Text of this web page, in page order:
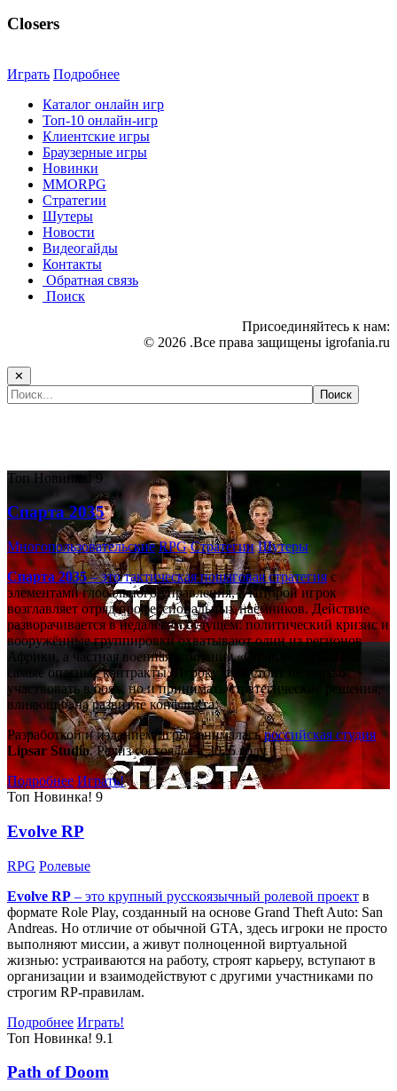
Closers
Играть Подробнее
Каталог онлайн игр
Топ-10 онлайн-игр
Клиентские игры
Браузерные игры
Новинки
MMORPG
Стратегии
Шутеры
Новости
Видеогайды
Контакты
Обратная связь
Поиск
Присоединяйтесь к нам:
© 2026 .Все права защищены igrofania.ru
✕
Топ Новинка! 9
Спарта 2035
Многопользовательские RPG Стратегии Шутеры
Спарта 2035– это тактическаяпошаговая стратегияс
элементами глобального управления, в которой игрок
возглавляет отряд профессиональных наёмников. Действие
разворачивается в недалёком будущем: политический кризис и
вооружённые группировки охватывают один из регионов
Африки, а частная военная компания «Спарта» берётся за
самые опасные контракты. Игроку предстоит не только
участвовать в боях, но и принимать стратегические решения,
влияющие на развитие конфликта.
Разработкой и изданием игры занималасьроссийская студия
Lipsar Studio. Релиз состоялся в 2025 году.
Подробнее Играть!
Топ Новинка! 9
Evolve RP
RPG Ролевые
Evolve RP – это крупный русскоязычный ролевой проект в
формате Role Play, созданный на основе Grand Theft Auto: San
Andreas. Но отличие от обычной GTA, здесь игроки не просто
выполняют миссии, а живут полноценной виртуальной
жизнью: устраиваются на работу, строят карьеру, вступают в
организации и взаимодействуют с другими участниками по
строгим RP-правилам.
Подробнее Играть!
Топ Новинка! 9.1
Path of Doom